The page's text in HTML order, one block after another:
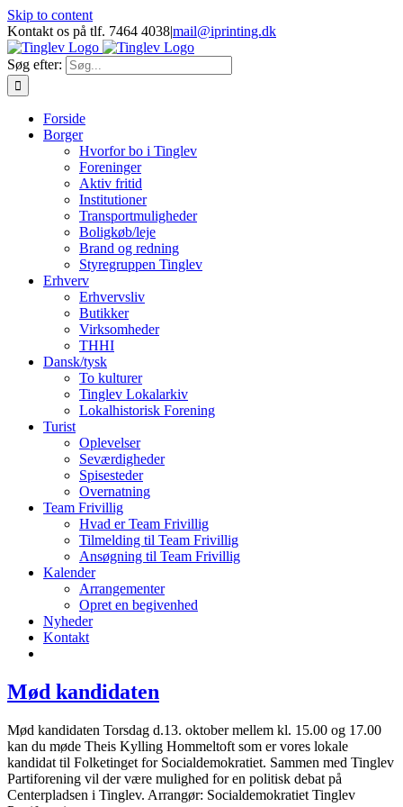
Skip to content
Kontakt os på tlf. 7464 4038|mail@iprinting.dk
Søg efter:
Forside
Borger
Hvorfor bo i Tinglev
Foreninger
Aktiv fritid
Institutioner
Transportmuligheder
Boligkøb/leje
Brand og redning
Styregruppen Tinglev
Erhverv
Erhvervsliv
Butikker
Virksomheder
THHI
Dansk/tysk
To kulturer
Tinglev Lokalarkiv
Lokalhistorisk Forening
Turist
Oplevelser
Seværdigheder
Spisesteder
Overnatning
Team Frivillig
Hvad er Team Frivillig
Tilmelding til Team Frivillig
Ansøgning til Team Frivillig
Kalender
Arrangementer
Opret en begivenhed
Nyheder
Kontakt
Mød kandidaten
Mød kandidaten Torsdag d.13. oktober mellem kl. 15.00 og 17.00
kan du møde Theis Kylling Hommeltoft som er vores lokale
kandidat til Folketinget for Socialdemokratiet. Sammen med Tinglev
Partiforening vil der være mulighed for en politisk debat på
Centerpladsen i Tinglev. Arrangør: Socialdemokratiet Tinglev